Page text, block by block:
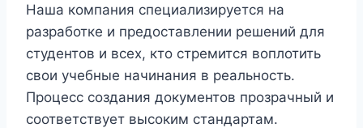
Наша компания специализируется на
разработке и предоставлении решений для
студентов и всех, кто стремится воплотить
свои учебные начинания в реальность.
Процесс создания документов прозрачный и
соответствует высоким стандартам.